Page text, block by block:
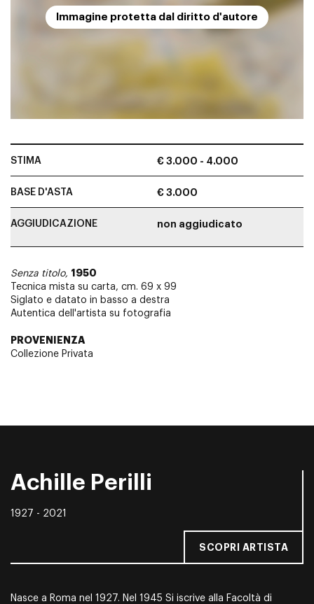
Immagine protetta dal diritto d'autore
STIMA € 3.000 - 4.000
BASE D'ASTA € 3.000
AGGIUDICAZIONE non aggiudicato
Senza titolo, 1950
Tecnica mista su carta, cm. 69 x 99
Siglato e datato in basso a destra
Autentica dell'artista su fotografia
PROVENIENZA
Collezione Privata
Achille Perilli
1927 - 2021
SCOPRI ARTISTA
Nasce a Roma nel 1927. Nel 1945 Si iscrive alla Facoltà di